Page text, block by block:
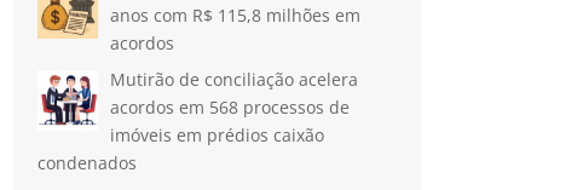
anos com R$ 115,8 milhões em
acordos
Mutirão de conciliação acelera
acordos em 568 processos de
imóveis em prédios caixão
condenados